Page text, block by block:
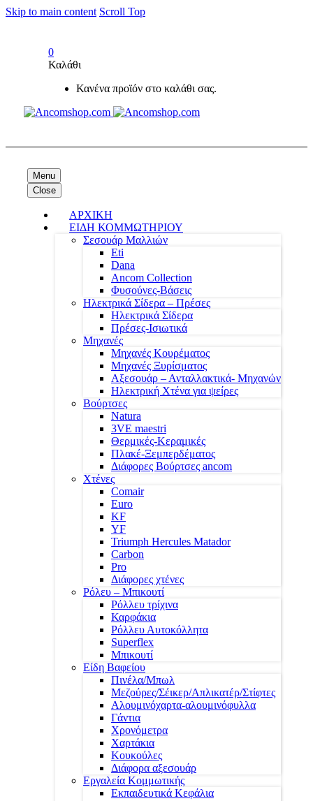
Skip to main content Scroll Top
0
Καλάθι
Κανένα προϊόν στο καλάθι σας.
Menu
Close
ΑΡΧΙΚΗ
ΕΙΔΗ ΚΟΜΜΩΤΗΡΙΟΥ
Σεσουάρ Μαλλιών
Eti
Dana
Ancom Collection
Φυσούνες-Βάσεις
Ηλεκτρικά Σίδερα – Πρέσες
Ηλεκτρικά Σίδερα
Πρέσες-Ισιωτικά
Μηχανές
Μηχανές Κουρέματος
Μηχανές Ξυρίσματος
Αξεσουάρ – Ανταλλακτικά- Μηχανών
Ηλεκτρική Χτένα για ψείρες
Βούρτσες
Natura
3VE maestri
Θερμικές-Κεραμικές
Πλακέ-Ξεμπερδέματος
Διάφορες Βούρτσες ancom
Χτένες
Comair
Euro
KF
YF
Triumph Hercules Matador
Carbon
Pro
Διάφορες χτένες
Ρόλευ – Μπικουτί
Ρόλλευ τρίχινα
Καρφάκια
Ρόλλευ Αυτοκόλλητα
Superflex
Μπικουτί
Είδη Βαφείου
Πινέλα/Μπωλ
Μεζούρες/Σέικερ/Απλικατέρ/Στίφτες
Αλουμινόχαρτα-αλουμινόφυλλα
Γάντια
Χρονόμετρα
Χαρτάκια
Κουκούλες
Διάφορα αξεσουάρ
Εργαλεία Κομμωτικής
Εκπαιδευτικά Κεφάλια